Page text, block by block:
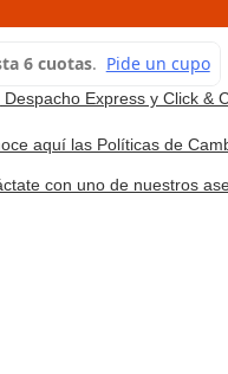
Express y Click &
aquí las Políticas de
con uno de nuestros